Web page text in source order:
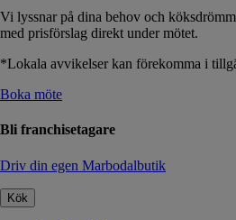
Vi lyssnar på dina behov och
med prisförslag direkt under mötet.
*Lokala avvikelser kan förekomma i
Boka möte
Bli franchisetagare
Driv din egen Marbodalbutik
Kök